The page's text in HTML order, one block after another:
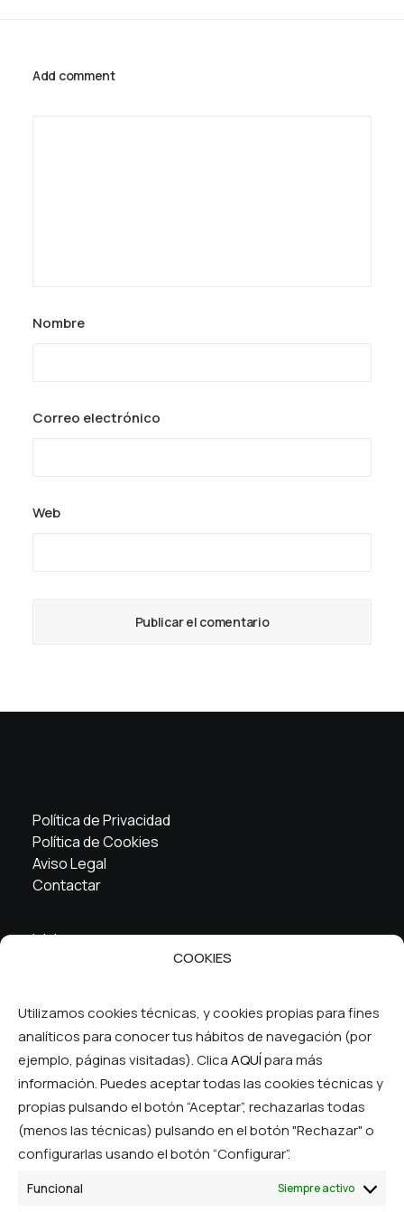
COOKIES
Utilizamos cookies técnicas, y cookies propias para fines
analíticos para conocer tus hábitos de navegación (por
ejemplo, páginas visitadas). ClicaAQUÍpara más
información. Puedes aceptar todas las cookies técnicas y
propias pulsando el botón “Aceptar”, rechazarlas todas
(menos las técnicas) pulsando en el botón "Rechazar" o
configurarlas usando el botón “Configurar”.
Funcional Siempre activo
Add comment
Nombre
Correo electrónico
Web
Política de Privacidad
Política de Cookies
Aviso Legal
Contactar
Inicio
FAQ
Síguenos en las RRSS